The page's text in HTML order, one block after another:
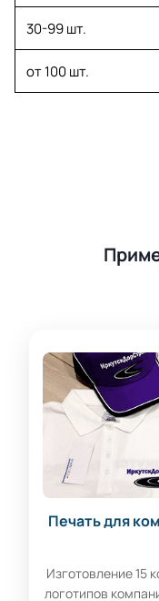
30-99 шт.
от 100 шт.
Печать для
Изготовление 15
логотипов